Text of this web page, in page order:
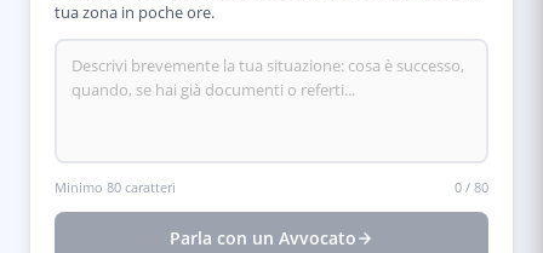
tua zona in poche ore.
Minimo 80 caratteri 0 / 80
Parla con un Avvocato